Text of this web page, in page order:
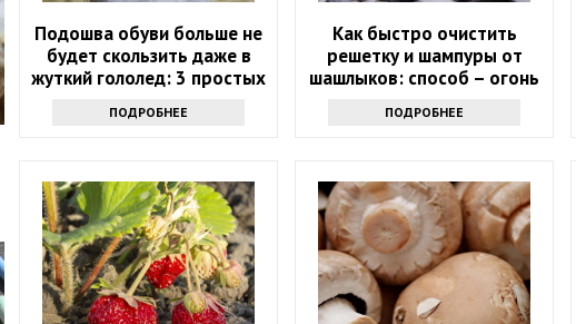
Подошва обуви больше не
будет скользить даже в
жуткий гололед: 3 простых
ПОДРОБНЕЕ
Как быстро очистить
решетку и шампуры от
шашлыков: способ – огонь
ПОДРОБНЕЕ